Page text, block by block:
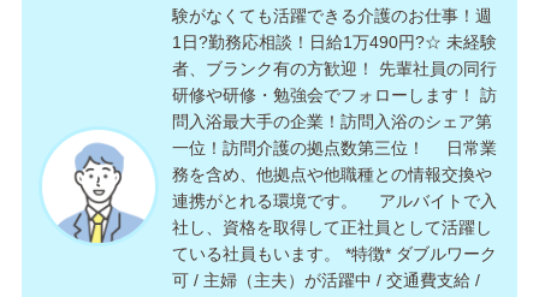
験がなくても活躍できる介護のお仕事！週
1日?勤務応相談！日給1万490円?☆ 未経験
者、ブランク有の方歓迎！ 先輩社員の同行
研修や研修・勉強会でフォローします！ 訪
問入浴最大手の企業！訪問入浴のシェア第
一位！訪問介護の拠点数第三位！ 日常業
務を含め、他拠点や他職種との情報交換や
連携がとれる環境です。 アルバイトで入
社し、資格を取得して正社員として活躍し
ている社員もいます。 *特徴* ダブルワーク
可 / 主婦（主夫）が活躍中 / 交通費支給 /